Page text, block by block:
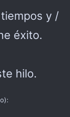
y /
éxito.
hilo.